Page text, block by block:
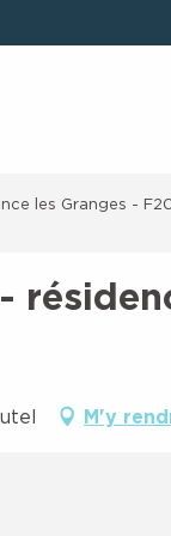
les Granges -
M'y